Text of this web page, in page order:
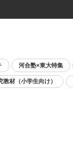
河合塾×東大特集
教材（小学生向け）